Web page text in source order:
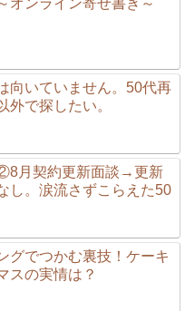
オンライン寄せ書き～
向いていません。50代再
外で探したい。
月契約更新面談→更新
し。涙流さずこらえた50
グでつかむ裏技！ケーキ
スの実情は？